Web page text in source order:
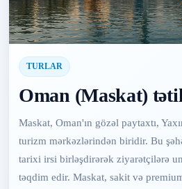
TURLAR
Oman (Maskat)
Maskat, Oman'ın gözəl paytaxtı,
turizm mərkəzlərindən biridir. Bu
tarixi irsi birləşdirərək ziyarətçilərə
təqdim edir. Maskat, sakit və